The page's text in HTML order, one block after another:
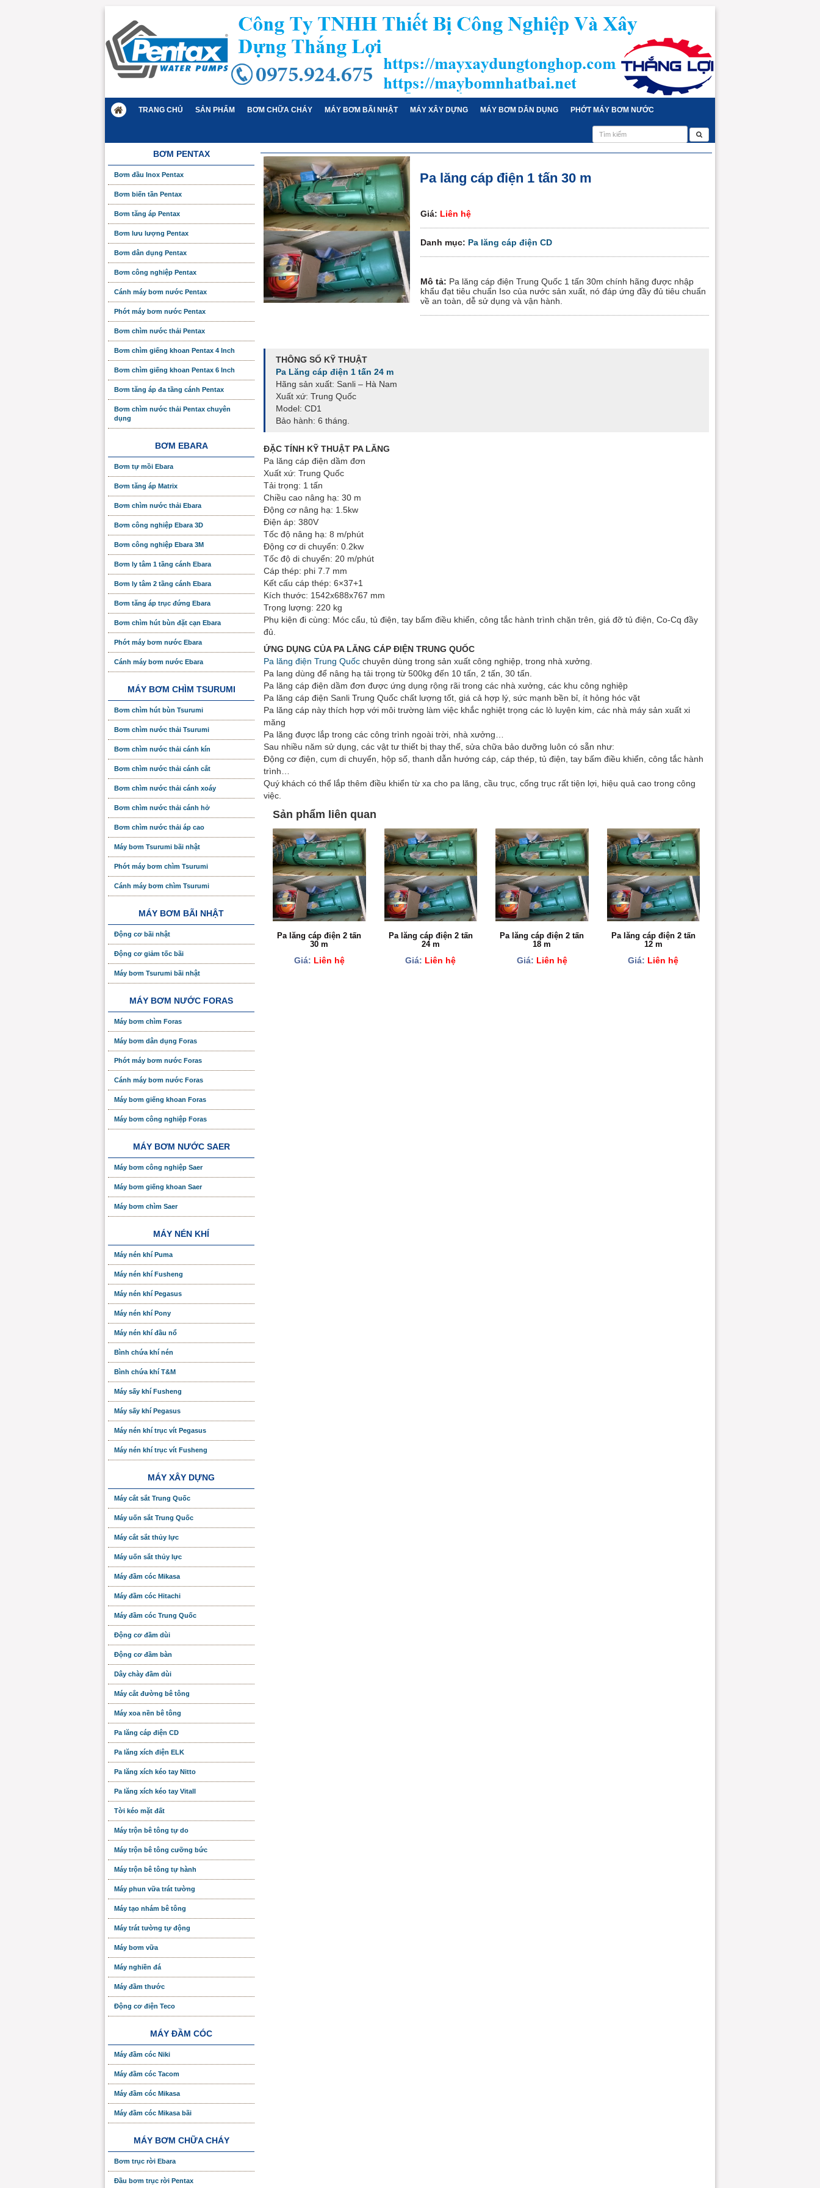
TRANG CHỦ SẢN PHẨM BƠM CHỮA CHÁY MÁY BƠM BÃI NHẬT MÁY XÂY DỰNG MÁY BƠM DÂN DỤNG PHỚT MÁY BƠM NƯỚC
Pa lăng cáp điện 1 tấn 30 m
Giá: Liên hệ
Danh mục: Pa lăng cáp điện CD
Mô tả: Pa lăng cáp điện Trung Quốc 1 tấn 30m chính hãng được nhập
khẩu đạt tiêu chuẩn Iso của nước sản xuất, nó đáp ứng đầy đủ tiêu chuẩn
về an toàn, dễ sử dụng và vận hành.
THÔNG SỐ KỸ THUẬT
Pa Lăng cáp điện 1 tấn 24 m
Hãng sản xuất: Sanli – Hà Nam
Xuất xứ: Trung Quốc
Model: CD1
Bảo hành: 6 tháng.
ĐẶC TÍNH KỸ THUẬT PA LĂNG
Pa lăng cáp điện dầm đơn
Xuất xứ: Trung Quốc
Tải trọng: 1 tấn
Chiều cao nâng hạ: 30 m
Động cơ nâng hạ: 1.5kw
Điện áp: 380V
Tốc độ nâng hạ: 8 m/phút
Động cơ di chuyển: 0.2kw
Tốc độ di chuyển: 20 m/phút
Cáp thép: phi 7.7 mm
Kết cấu cáp thép: 6×37+1
Kích thước: 1542x688x767 mm
Trọng lượng: 220 kg
Phụ kiện đi cùng: Móc cẩu, tủ điện, tay bấm điều khiển, công tắc hành trình chặn trên, giá đỡ tủ điện, Co-Cq đầy
đủ.
ỨNG DỤNG CỦA PA LĂNG CÁP ĐIỆN TRUNG QUỐC
Pa lăng điện Trung Quốc chuyên dùng trong sản xuất công nghiệp, trong nhà xưởng.
Pa lang dùng để nâng hạ tải trọng từ 500kg đến 10 tấn, 2 tấn, 30 tấn.
Pa lăng cáp điện dầm đơn được ứng dụng rộng rãi trong các nhà xưởng, các khu công nghiệp
Pa lăng cáp điện Sanli Trung Quốc chất lượng tốt, giá cả hợp lý, sức mạnh bền bỉ, ít hỏng hóc vặt
Pa lăng cáp này thích hợp với môi trường làm việc khắc nghiệt trọng các lò luyện kim, các nhà máy sản xuất xi
măng
Pa lăng được lắp trong các công trình ngoài trời, nhà xưởng…
Sau nhiều năm sử dụng, các vật tư thiết bị thay thế, sửa chữa bảo dưỡng luôn có sẵn như:
Động cơ điện, cụm di chuyển, hộp số, thanh dẫn hướng cáp, cáp thép, tủ điện, tay bấm điều khiển, công tắc hành
trình…
Quý khách có thể lắp thêm điều khiển từ xa cho pa lăng, cầu trục, cổng trục rất tiện lợi, hiệu quả cao trong công
việc.
Sản phẩm liên quan
Pa lăng cáp điện 2 tấn
30 m
Giá: Liên hệ
Pa lăng cáp điện 2 tấn
24 m
Giá: Liên hệ
Pa lăng cáp điện 2 tấn
18 m
Giá: Liên hệ
Pa lăng cáp điện 2 tấn
12 m
Giá: Liên hệ
BƠM PENTAX
Bơm đầu Inox Pentax
Bơm biến tần Pentax
Bơm tăng áp Pentax
Bơm lưu lượng Pentax
Bơm dân dụng Pentax
Bơm công nghiệp Pentax
Cánh máy bơm nước Pentax
Phớt máy bơm nước Pentax
Bơm chìm nước thải Pentax
Bơm chìm giếng khoan Pentax 4 Inch
Bơm chìm giếng khoan Pentax 6 Inch
Bơm tăng áp đa tầng cánh Pentax
Bơm chìm nước thải Pentax chuyên
dụng
BƠM EBARA
Bơm tự mồi Ebara
Bơm tăng áp Matrix
Bơm chìm nước thải Ebara
Bơm công nghiệp Ebara 3D
Bơm công nghiệp Ebara 3M
Bơm ly tâm 1 tầng cánh Ebara
Bơm ly tâm 2 tầng cánh Ebara
Bơm tăng áp trục đứng Ebara
Bơm chìm hút bùn đặt cạn Ebara
Phớt máy bơm nước Ebara
Cánh máy bơm nước Ebara
MÁY BƠM CHÌM TSURUMI
Bơm chìm hút bùn Tsurumi
Bơm chìm nước thải Tsurumi
Bơm chìm nước thải cánh kín
Bơm chìm nước thải cánh cắt
Bơm chìm nước thải cánh xoáy
Bơm chìm nước thải cánh hở
Bơm chìm nước thải áp cao
Máy bơm Tsurumi bãi nhật
Phớt máy bơm chìm Tsurumi
Cánh máy bơm chìm Tsurumi
MÁY BƠM BÃI NHẬT
Động cơ bãi nhật
Động cơ giảm tốc bãi
Máy bơm Tsurumi bãi nhật
MÁY BƠM NƯỚC FORAS
Máy bơm chìm Foras
Máy bơm dân dụng Foras
Phớt máy bơm nước Foras
Cánh máy bơm nước Foras
Máy bơm giếng khoan Foras
Máy bơm công nghiệp Foras
MÁY BƠM NƯỚC SAER
Máy bơm công nghiệp Saer
Máy bơm giếng khoan Saer
Máy bơm chìm Saer
MÁY NÉN KHÍ
Máy nén khí Puma
Máy nén khí Fusheng
Máy nén khí Pegasus
Máy nén khí Pony
Máy nén khí đầu nổ
Bình chứa khí nén
Bình chứa khí T&M
Máy sấy khí Fusheng
Máy sấy khí Pegasus
Máy nén khí trục vít Pegasus
Máy nén khí trục vít Fusheng
MÁY XÂY DỰNG
Máy cắt sắt Trung Quốc
Máy uốn sắt Trung Quốc
Máy cắt sắt thủy lực
Máy uốn sắt thủy lực
Máy đầm cóc Mikasa
Máy đầm cóc Hitachi
Máy đầm cóc Trung Quốc
Động cơ đầm dùi
Động cơ đầm bàn
Dây chày đầm dùi
Máy cắt đường bê tông
Máy xoa nền bê tông
Pa lăng cáp điện CD
Pa lăng xích điện ELK
Pa lăng xích kéo tay Nitto
Pa lăng xích kéo tay Vitall
Tời kéo mặt đất
Máy trộn bê tông tự do
Máy trộn bê tông cưỡng bức
Máy trộn bê tông tự hành
Máy phun vữa trát tường
Máy tạo nhám bê tông
Máy trát tường tự động
Máy bơm vữa
Máy nghiền đá
Máy đầm thước
Động cơ điện Teco
MÁY ĐẦM CÓC
Máy đầm cóc Niki
Máy đầm cóc Tacom
Máy đầm cóc Mikasa
Máy đầm cóc Mikasa bãi
MÁY BƠM CHỮA CHÁY
Bơm trục rời Ebara
Đầu bơm trục rời Pentax